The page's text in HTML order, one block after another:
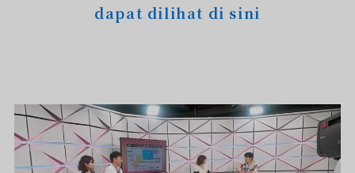
dapat dilihat di sini